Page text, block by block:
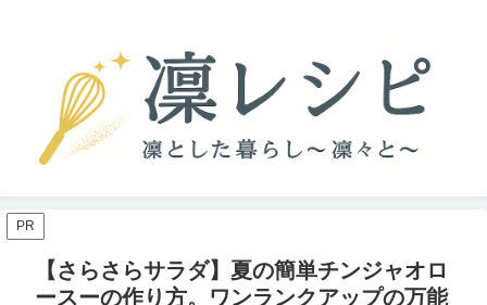
PR
【さらさらサラダ】夏の簡単チンジャオロ
ースーの作り方。ワンランクアップの万能